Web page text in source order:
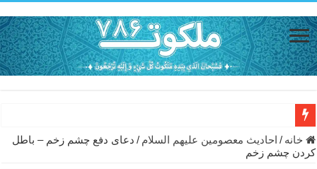
حاجت روایی با ذکر صلوات خاصه امام رضا (ع) – دعای شفای بیمار از
دعای حفظ جان خانواده از بلا در سفر – دعای دفع بلا در قرآن
خانه / احاديث معصومين عليهم السلام / دعای دفع چشم زخم – باطل
کردن چشم زخم